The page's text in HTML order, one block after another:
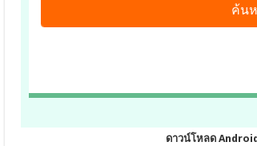
ดาวน์โหลด